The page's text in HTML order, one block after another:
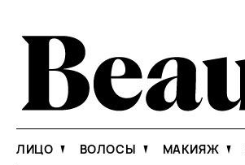
ЛИЦО ВОЛОСЫ МАКИЯЖ